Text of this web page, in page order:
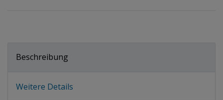
Beschreibung
Weitere Details